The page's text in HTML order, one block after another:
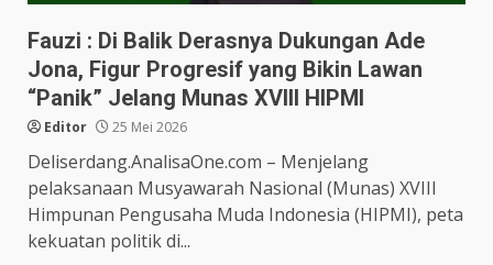
Fauzi : Di Balik Derasnya Dukungan Ade
Jona, Figur Progresif yang Bikin Lawan
“Panik” Jelang Munas XVIII HIPMI
Editor 25 Mei 2026
Deliserdang.AnalisaOne.com – Menjelang
pelaksanaan Musyawarah Nasional (Munas) XVIII
Himpunan Pengusaha Muda Indonesia (HIPMI), peta
kekuatan politik di...